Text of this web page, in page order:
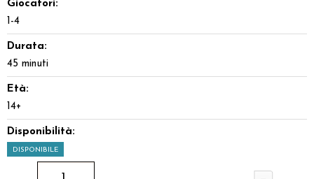
Giocatori:
1-4
Durata:
45 minuti
Età:
14+
Disponibilità:
DISPONIBILE